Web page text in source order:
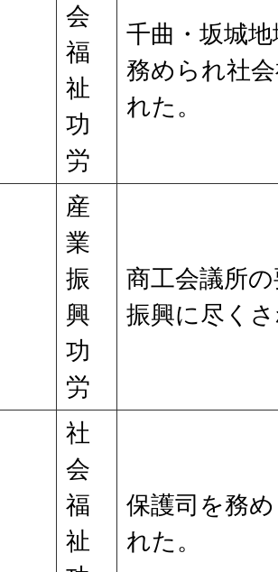
会
福
祉
功
労
千曲・坂城
務められ社
れた。
産
業
振
興
功
労
商工会議所
振興に尽く
社
会
福
祉
保護司を務
れた。